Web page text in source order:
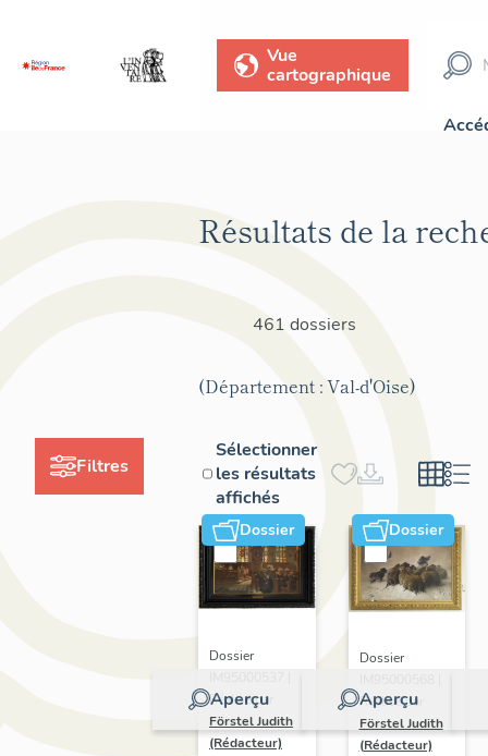
Vue
cartographique
Filtres
Résultats de la
461 dossiers
(Département : Val-d'Oise)
Sélectionner
les résultats
affichés
Dossier
Aperçu
Dossier
Réalisé par
Förstel Judith
(Rédacteur)
Dossier
Aperçu
Dossier
Réalisé par
Förstel Judith
(Rédacteur)